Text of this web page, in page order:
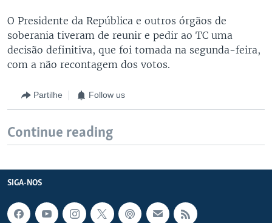
O Presidente da República e outros órgãos de
soberania tiveram de reunir e pedir ao TC uma
decisão definitiva, que foi tomada na segunda-feira,
com a não recontagem dos votos.
Partilhe Follow us
Continue reading
SIGA-NOS